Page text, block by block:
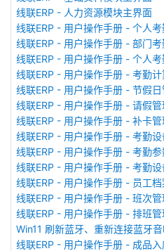
线联ERP - 人力资源模块主界面
线联ERP - 用户操作手册 - 个人考
线联ERP - 用户操作手册 - 部门考
线联ERP - 用户操作手册 - 个人考
线联ERP - 用户操作手册 - 考勤计
线联ERP - 用户操作手册 - 节假日
线联ERP - 用户操作手册 - 请假管
线联ERP - 用户操作手册 - 补卡管
线联ERP - 用户操作手册 - 考勤设
线联ERP - 用户操作手册 - 考勤参
线联ERP - 用户操作手册 - 考勤设
线联ERP - 用户操作手册 - 员工档
线联ERP - 用户操作手册 - 班次管
线联ERP - 用户操作手册 - 排班管
Win11 刷新蓝牙、重新连接蓝牙音
线联ERP - 用户操作手册 - 成品